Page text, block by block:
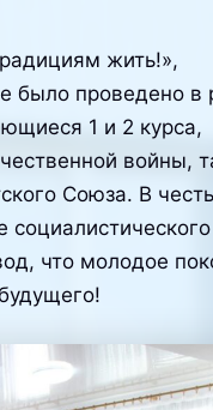
жить!»,
было проведено в
1 и 2 курса,
войны,
Союза. В честь
что молодое